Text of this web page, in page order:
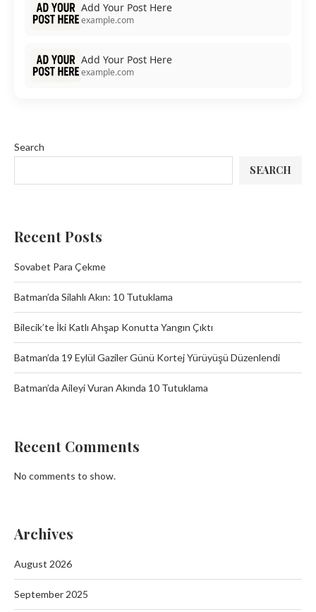
Add Your Post Here
example.com
Add Your Post Here
example.com
Search
SEARCH
Recent Posts
Sovabet Para Çekme
Batman’da Silahlı Akın: 10 Tutuklama
Bilecik’te İki Katlı Ahşap Konutta Yangın Çıktı
Batman’da 19 Eylül Gaziler Günü Kortej Yürüyüşü Düzenlendi
Batman’da Aileyi Vuran Akında 10 Tutuklama
Recent Comments
No comments to show.
Archives
August 2026
September 2025